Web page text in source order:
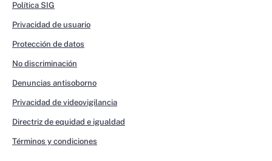
Política SIG
Privacidad de usuario
Protección de datos
No discriminación
Denuncias antisoborno
Privacidad de videovigilancia
Directriz de equidad e igualdad
Términos y condiciones